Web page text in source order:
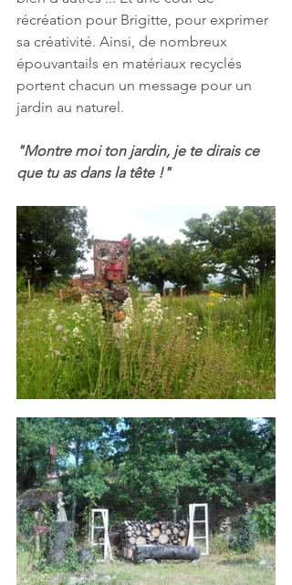
récréation pour Brigitte, pour exprimer
sa créativité. Ainsi, de nombreux
épouvantails en matériaux recyclés
portent chacun un message pour un
jardin au naturel.
"Montre moi ton jardin, je te dirais ce
que tu as dans la tête !"